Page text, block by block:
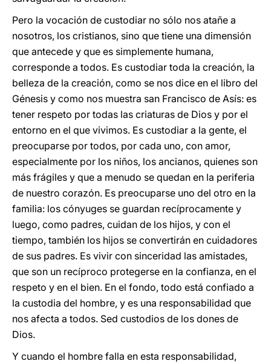
Pero la vocación de custodiar no sólo nos atañe a
nosotros, los cristianos, sino que tiene una dimensión
que antecede y que es simplemente humana,
corresponde a todos. Es custodiar toda la creación, la
belleza de la creación, como se nos dice en el libro del
Génesis y como nos muestra san Francisco de Asís: es
tener respeto por todas las criaturas de Dios y por el
entorno en el que vivimos. Es custodiar a la gente, el
preocuparse por todos, por cada uno, con amor,
especialmente por los niños, los ancianos, quienes son
más frágiles y que a menudo se quedan en la periferia
de nuestro corazón. Es preocuparse uno del otro en la
familia: los cónyuges se guardan recíprocamente y
luego, como padres, cuidan de los hijos, y con el
tiempo, también los hijos se convertirán en cuidadores
de sus padres. Es vivir con sinceridad las amistades,
que son un recíproco protegerse en la confianza, en el
respeto y en el bien. En el fondo, todo está confiado a
la custodia del hombre, y es una responsabilidad que
nos afecta a todos. Sed custodios de los dones de
Dios.
Y cuando el hombre falla en esta responsabilidad,